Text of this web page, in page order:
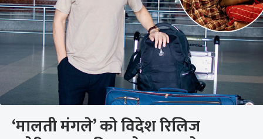
‘मालती मंगले’ को विदेश रिलिज